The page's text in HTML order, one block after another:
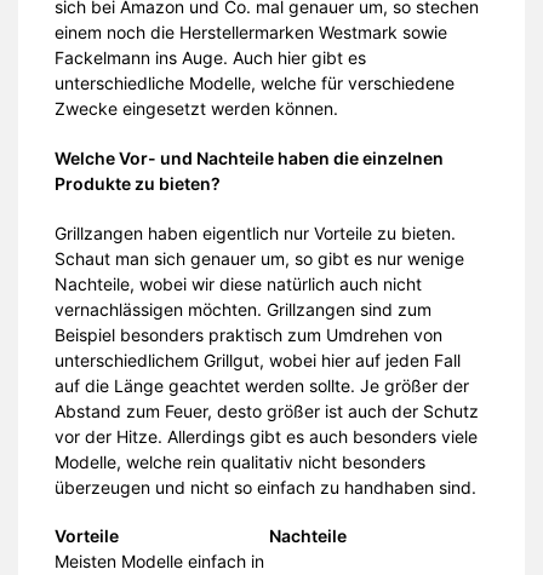
sich bei Amazon und Co. mal genauer um, so stechen
einem noch die Herstellermarken Westmark sowie
Fackelmann ins Auge. Auch hier gibt es
unterschiedliche Modelle, welche für verschiedene
Zwecke eingesetzt werden können.
Welche Vor- und Nachteile haben die einzelnen
Produkte zu bieten?
Grillzangen haben eigentlich nur Vorteile zu bieten.
Schaut man sich genauer um, so gibt es nur wenige
Nachteile, wobei wir diese natürlich auch nicht
vernachlässigen möchten. Grillzangen sind zum
Beispiel besonders praktisch zum Umdrehen von
unterschiedlichem Grillgut, wobei hier auf jeden Fall
auf die Länge geachtet werden sollte. Je größer der
Abstand zum Feuer, desto größer ist auch der Schutz
vor der Hitze. Allerdings gibt es auch besonders viele
Modelle, welche rein qualitativ nicht besonders
überzeugen und nicht so einfach zu handhaben sind.
Vorteile
Nachteile
Meisten Modelle einfach in